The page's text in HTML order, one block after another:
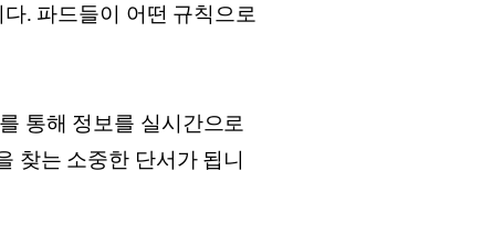
. 파드들이 어떤 규칙으로
통해 정보를 실시간으로
찾는 소중한 단서가 됩니